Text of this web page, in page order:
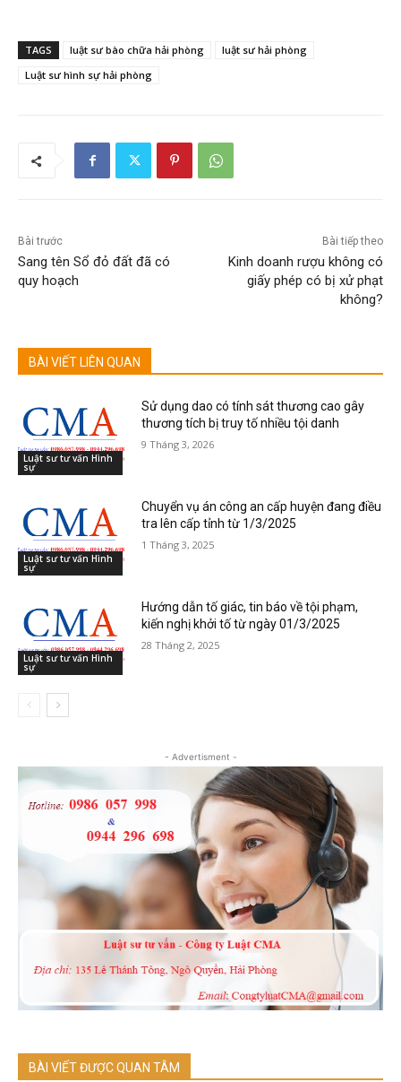
TAGS luật sư bào chữa hải phòng
luật sư hải phòng
Luật sư hình sự hải phòng
Bài trước
Sang tên Sổ đỏ đất đã có
quy hoạch
Bài tiếp theo
Kinh doanh rượu không có
giấy phép có bị xử phạt
không?
BÀI VIẾT LIÊN QUAN
Luật sư tư vấn Hình
sự
Sử dụng dao có tính sát thương cao gây
thương tích bị truy tố nhiều tội danh
9 Tháng 3, 2026
Luật sư tư vấn Hình
sự
Chuyển vụ án công an cấp huyện đang điều
tra lên cấp tỉnh từ 1/3/2025
1 Tháng 3, 2025
Luật sư tư vấn Hình
sự
Hướng dẫn tố giác, tin báo về tội phạm,
kiến nghị khởi tố từ ngày 01/3/2025
28 Tháng 2, 2025
- Advertisment -
BÀI VIẾT ĐƯỢC QUAN TÂM